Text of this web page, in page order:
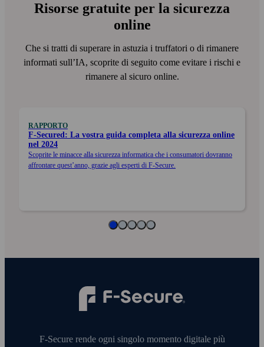
Risorse gratuite per la sicurezza
online
Che si tratti di superare in astuzia i truffatori o di rimanere
informati sull’IA, scoprite di seguito come evitare i rischi e
rimanere al sicuro online.
RAPPORTO
F‑Secured: La vostra guida completa alla sicurezza online
nel 2024
Scoprite le minacce alla sicurezza informatica che i consumatori dovranno
affrontare quest’anno, grazie agli esperti di F‑Secure.
F‑Secure rende ogni singolo momento digitale più